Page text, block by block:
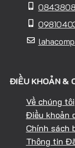
ĐIỀU KHOẢN &
Về chúng tôi
Điều khoản
Chính sách
Thông tin